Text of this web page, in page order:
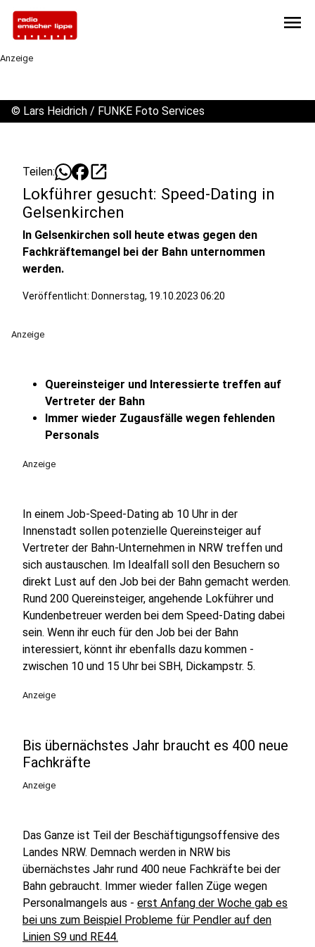
menu
Anzeige
© Lars Heidrich / FUNKE Foto Services
Teilen: open_in_new
Lokführer gesucht: Speed-Dating in
Gelsenkirchen
In Gelsenkirchen soll heute etwas gegen den
Fachkräftemangel bei der Bahn unternommen
werden.
Veröffentlicht: Donnerstag, 19.10.2023 06:20
Anzeige
Quereinsteiger und Interessierte treffen auf
Vertreter der Bahn
Immer wieder Zugausfälle wegen fehlenden
Personals
Anzeige
In einem Job-Speed-Dating ab 10 Uhr in der
Innenstadt sollen potenzielle Quereinsteiger auf
Vertreter der Bahn-Unternehmen in NRW treffen und
sich austauschen. Im Idealfall soll den Besuchern so
direkt Lust auf den Job bei der Bahn gemacht werden.
Rund 200 Quereinsteiger, angehende Lokführer und
Kundenbetreuer werden bei dem Speed-Dating dabei
sein. Wenn ihr euch für den Job bei der Bahn
interessiert, könnt ihr ebenfalls dazu kommen -
zwischen 10 und 15 Uhr bei SBH, Dickampstr. 5.
Anzeige
Bis übernächstes Jahr braucht es 400 neue
Fachkräfte
Anzeige
Das Ganze ist Teil der Beschäftigungsoffensive des
Landes NRW. Demnach werden in NRW bis
übernächstes Jahr rund 400 neue Fachkräfte bei der
Bahn gebraucht. Immer wieder fallen Züge wegen
Personalmangels aus - erst Anfang der Woche gab es
bei uns zum Beispiel Probleme für Pendler auf den
Linien S9 und RE44.